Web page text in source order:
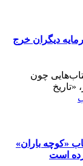
دیگران خرج
چون
«تاریخ
«کوچه باران»
است